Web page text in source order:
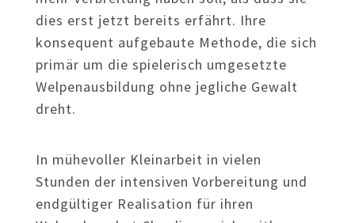
dies erst jetzt bereits erfährt. Ihre
konsequent aufgebaute Methode, die sich
primär um die spielerisch umgesetzte
Welpenausbildung ohne jegliche Gewalt
dreht.
In mühevoller Kleinarbeit in vielen
Stunden der intensiven Vorbereitung und
endgültiger Realisation für ihren